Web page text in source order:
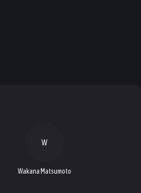
W
Wakana Matsumoto